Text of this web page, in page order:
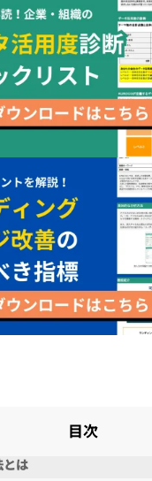
目次
とは